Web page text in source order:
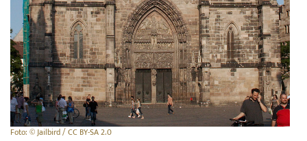
Foto: © Jailbird / CC BY-SA 2.0